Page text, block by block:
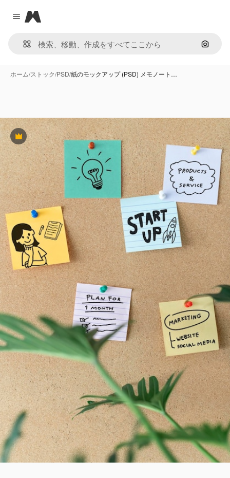
Close menu
Magnific
画像で
ホーム/ストック/PSD/紙のモックアップ (PSD) メモノート…
Premium